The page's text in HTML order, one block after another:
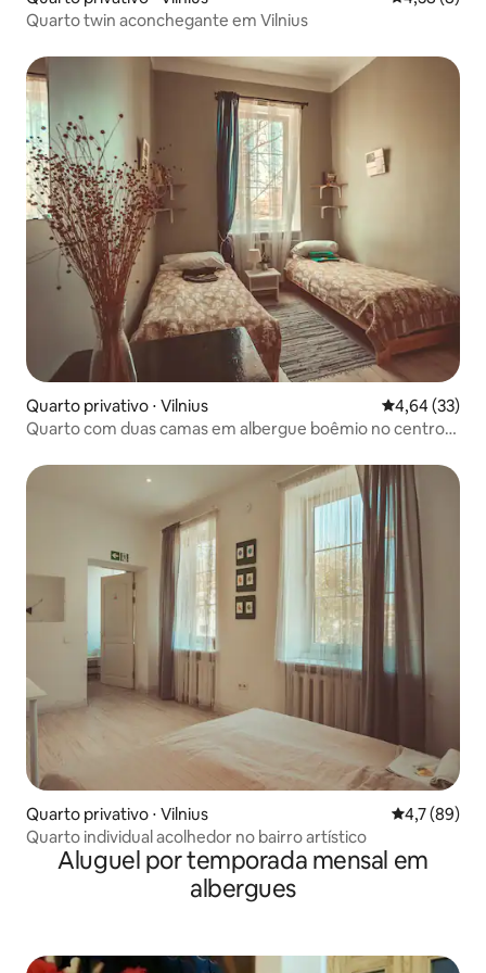
Quarto twin aconchegante em Vilnius
Quarto privativo ⋅ Vilnius 4,64 de uma
4,64 (33)
Quarto com duas camas em albergue boêmio no centro
Quarto privativo ⋅ Vilnius 4,7 de uma
4,7 (89)
Quarto individual acolhedor no bairro artístico
Aluguel por temporada mensal em
albergues